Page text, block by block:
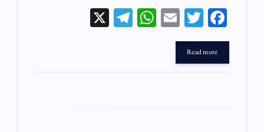
Fa
ce
bo
ok
T
wi
r
E
m
W
ha
Te
le
Read more